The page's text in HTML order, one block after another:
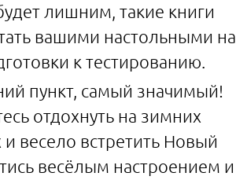
лишним, такие книги
вашими настольными на
к тестированию.
пункт, самый значимый!
отдохнуть на зимних
и весело встретить Новый
весёлым настроением и